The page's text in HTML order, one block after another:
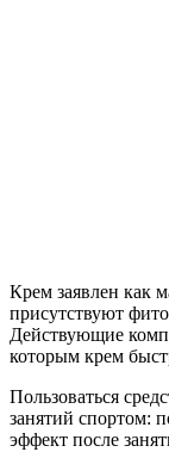
Крем заявлен как
присутствуют
Действующие
которым крем
Пользоваться
занятий спортом:
эффект после